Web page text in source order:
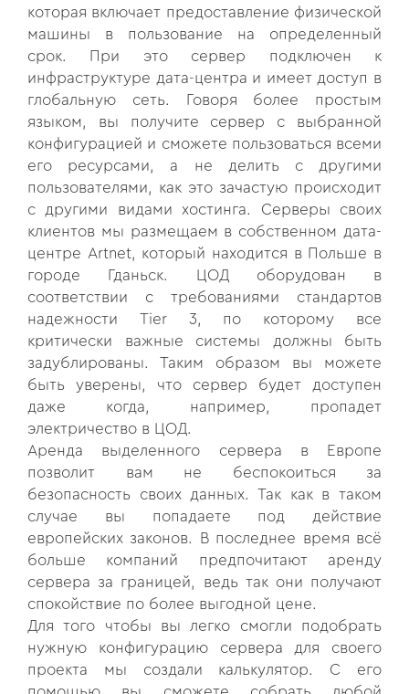
которая включает предоставление физической
машины в пользование на определенный
срок. При это сервер подключен к
инфраструктуре дата-центра и имеет доступ в
глобальную сеть. Говоря более простым
языком, вы получите сервер с выбранной
конфигурацией и сможете пользоваться всеми
его ресурсами, а не делить с другими
пользователями, как это зачастую происходит
с другими видами хостинга. Серверы своих
клиентов мы размещаем в собственном дата-
центре Artnet, который находится в Польше в
городе Гданьск. ЦОД оборудован в
соответствии с требованиями стандартов
надежности Tier 3, по которому все
критически важные системы должны быть
задублированы. Таким образом вы можете
быть уверены, что сервер будет доступен
даже когда, например, пропадет
электричество в ЦОД.
Аренда выделенного сервера в Европе
позволит вам не беспокоиться за
безопасность своих данных. Так как в таком
случае вы попадаете под действие
европейских законов. В последнее время всё
больше компаний предпочитают аренду
сервера за границей, ведь так они получают
спокойствие по более выгодной цене.
Для того чтобы вы легко смогли подобрать
нужную конфигурацию сервера для своего
проекта мы создали калькулятор. С его